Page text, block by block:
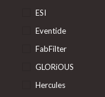
ESI
Eventide
FabFilter
GLORiOUS
Hercules